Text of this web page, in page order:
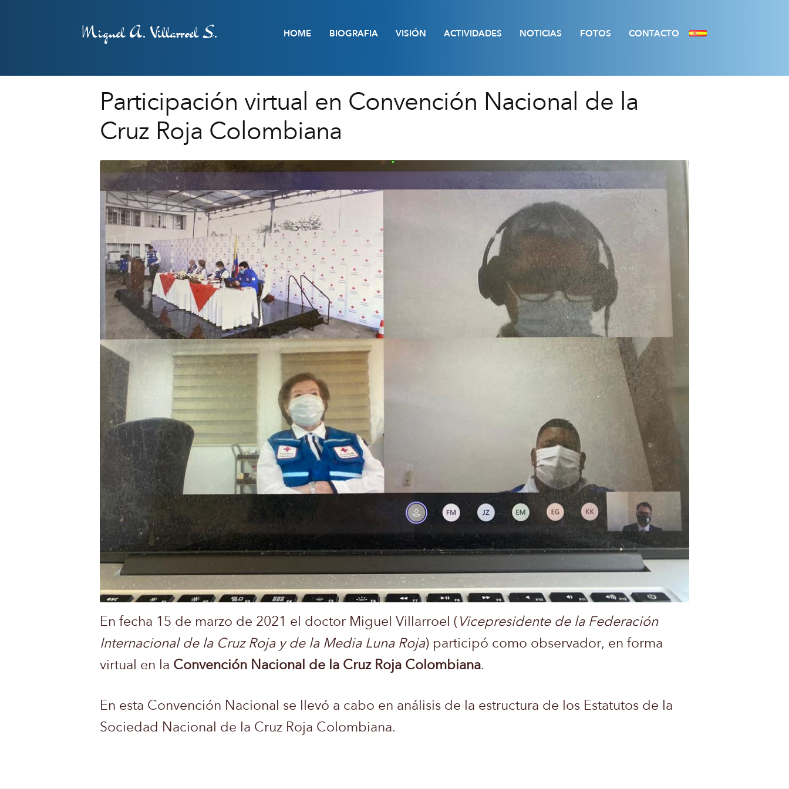
Miguel A. Villarroel S. HOME BIOGRAFIA VISIÓN ACTIVIDADES NOTICIAS FOTOS CONTACTO
Participación virtual en Convención Nacional de la
Cruz Roja Colombiana
En fecha 15 de marzo de 2021 el doctor Miguel Villarroel ( Vicepresidente de la Federación
Internacional de la Cruz Roja y de la Media Luna Roja) participó como observador, en forma
virtual en la Convención Nacional de la Cruz Roja Colombiana.
En esta Convención Nacional se llevó a cabo en análisis de la estructura de los Estatutos de la
Sociedad Nacional de la Cruz Roja Colombiana.